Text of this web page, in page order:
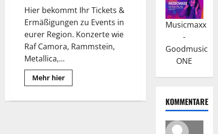
Hier bekommt Ihr Tickets &
Ermäßigungen zu Events in
eurer Region. Konzerte wie
Raf Camora, Rammstein,
Metallica,...
Mehr hierRead
more
&
Musicmaxx
-
Goodmusic
ONE
KOMMENTARE